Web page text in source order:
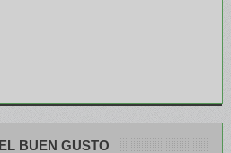
BUEN GUSTO